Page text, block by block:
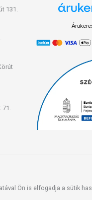
131.
71.
Ön is elfogadja a sütik